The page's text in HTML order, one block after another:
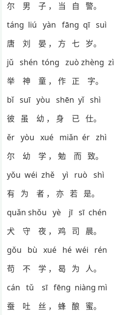
尔 男 子 ， 当 自 警。
táng liú yàn fāng qī suì
唐 刘 晏 ， 方 七 岁。
jǔ shén tóng zuò zhèng zì
举 神 童 ， 作 正 字。
bǐ suī yòu shēn yǐ shì
彼 虽 幼 ， 身 已 仕。
ěr yòu xué miǎn ér zhì
尔 幼 学 ， 勉 而 致。
yǒu wéi zhě yì ruò shì
有 为 者 ， 亦 若 是。
quǎn shǒu yè jī sī chén
犬 守 夜 ， 鸡 司 晨。
gǒu bù xué hé wéi rén
苟 不 学 ， 曷 为 人。
cán tǔ sī fēng niàng mì
蚕 吐 丝 ， 蜂 酿 蜜。